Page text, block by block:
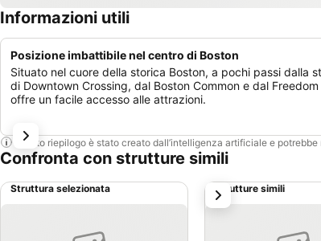
Informazioni utili
Posizione imbattibile nel centro di Boston
Situato nel cuore della storica Boston, a pochi passi dalla
di Downtown Crossing, dal Boston Common e dal Freedom
offre un facile accesso alle attrazioni.
Questo riepilogo è stato creato dall’intelligenza artificiale e
Confronta con strutture simili
Struttura selezionata Strutture simili
successivo